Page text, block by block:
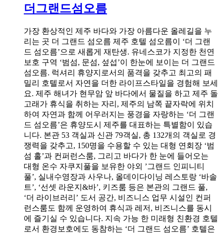
더그랜드섬오름
가장 환상적인 제주 바다와 가장 아름다운 올레길을 누
리는 곳 더 그랜드 섬오름 제주 호텔 섬오름이 ‘더 그랜
드 섬오름’으로 새롭게 재탄생. 유네스코가 지정한 천연
보호 구역 ‘범섬, 문섬, 섶섭’이 한눈에 보이는 더 그랜드
섬오름. 럭셔리 휴양지로서의 품격을 갖추고 최고의 패
밀리 호텔로서 자연을 더한 라이프스타일을 경험해 보세
요. 제주 해녀가 현무암 앞 바다에서 물질을 하고 제주 돌
고래가 휴식을 취하는 자리, 제주의 남쪽 끝자락에 위치
하여 자연과 함께 어우러지는 풍경을 자랑하는 ‘더 그랜
드 섬오름’은 휴양도시 제주를 대표하는 특별함이 있습
니다. 본관 53 객실과 신관 79객실, 총 132개의 객실로 경
쟁력을 갖추고, 150명을 수용할 수 있는 대형 연회장 ‘범
섬 홀’과 컨퍼런스룸, 그리고 바다가 한 눈에 들어오는
대형 온수 자쿠지풀을 보유한 야외 ’그랜드 인피니티
풀’, 실내수영장과 사우나, 올데이다이닝 레스토랑 ‘바솔
트’, ‘선셋 라운지&바’, 키즈룸 등은 본관의 그랜드 풀,
‘더 라이브러리’ 도서 공간, 비즈니스 업무 시설인 컨퍼
런스룸도 함께 운영하여 휴식과 레저, 비즈니스를 동시
에 즐기실 수 있습니다. 지속 가능 한 미래형 친환경 호텔
로서 환경보호에도 동참하는 ‘더 그랜드 섬오름’ 호텔은